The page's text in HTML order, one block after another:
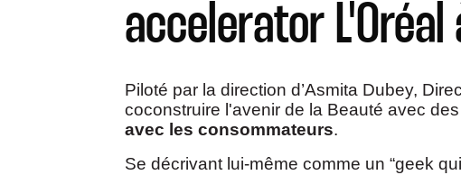
accelerator L'Oréal
Piloté par la direction d’Asmita Dubey,
coconstruire l'avenir de la Beauté avec
avec les consommateurs.
Se décrivant lui-même comme un “geek